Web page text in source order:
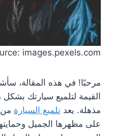
images.pexels.com
مرحبًا! في هذه المقالة،
القيمة لتلميع سيارتك
مذهلة. يعد تلميع السيارة من
على مظهرها الجميل